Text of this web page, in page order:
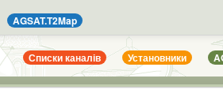
AGSAT.T2Map
Списки каналів Установники